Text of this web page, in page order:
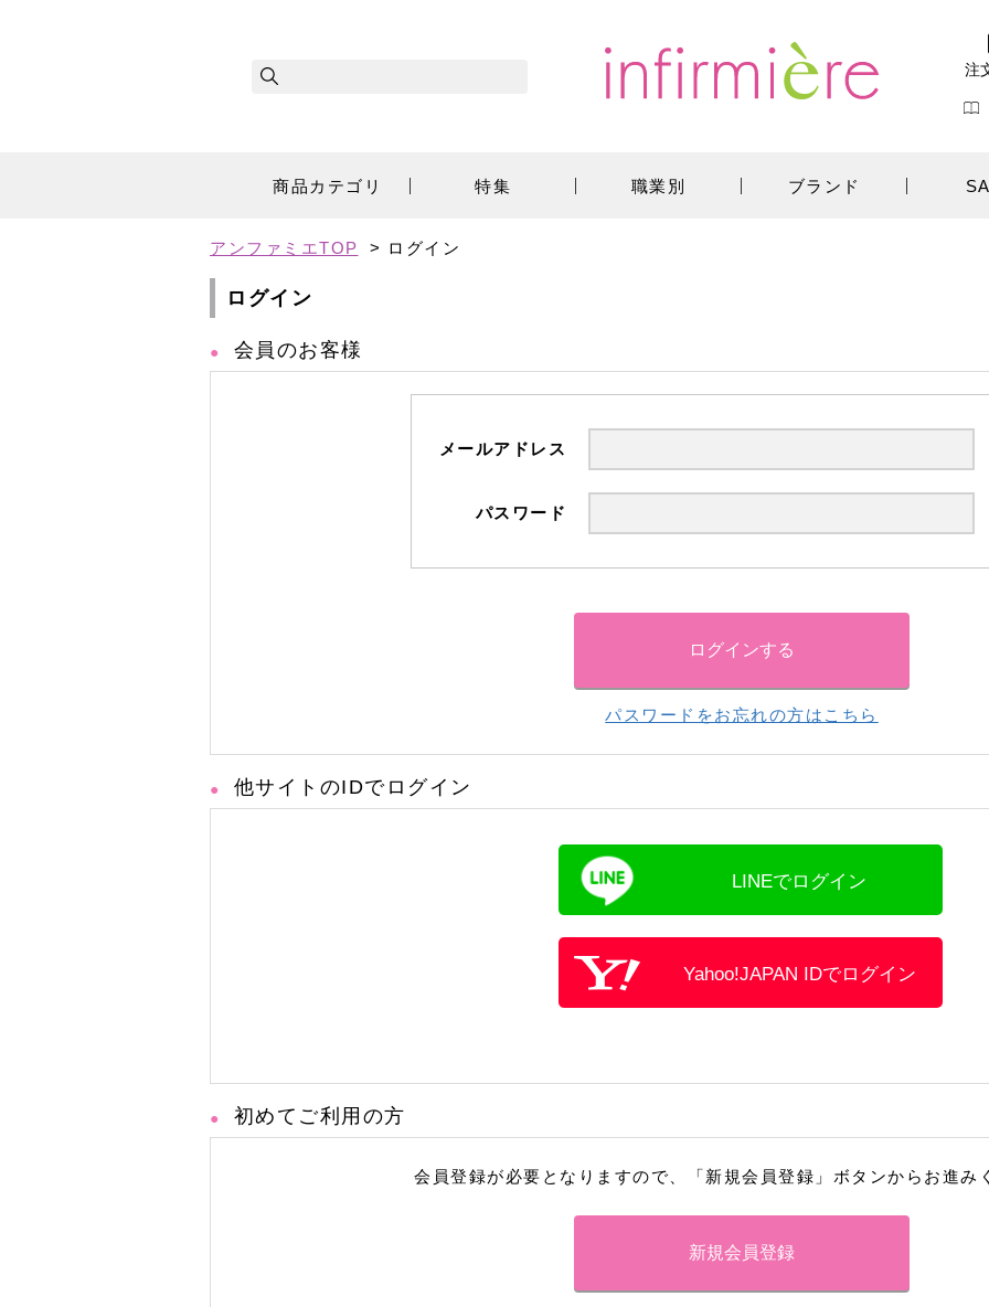
注
商品カテゴリ 特集 職業別 ブランド
アンファミエTOP > ログイン
ログイン
会員のお客様
メールアドレス
パスワード
パスワードをお忘れの方はこちら
他サイトのIDでログイン
LINEでログイン
Yahoo!JAPAN IDでログイン
初めてご利用の方
会員登録が必要となりますので、「新規会員登録」ボタンからお進み